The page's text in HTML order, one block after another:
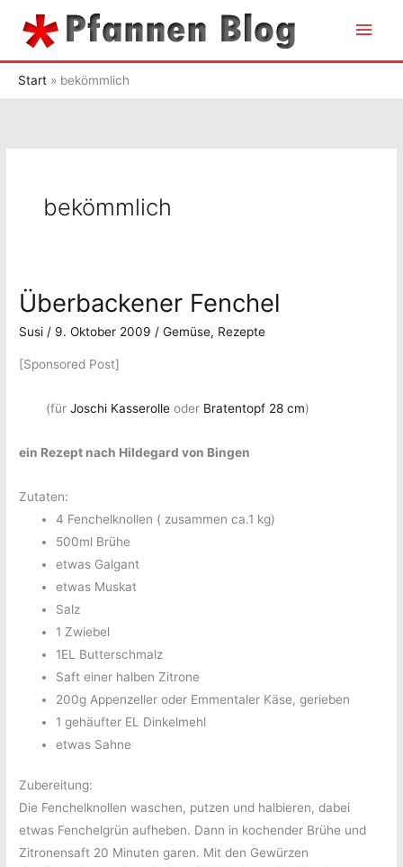
Inhalt
Start bekömmlich
bekömmlich
Überbackener Fenchel
Susi / 9. Oktober 2009 /Gemüse, Rezepte
[Sponsored Post]
(fürJoschi Kasserolle oder Bratentopf 28 cm)
ein Rezept nach Hildegard von Bingen
Zutaten:
4 Fenchelknollen ( zusammen ca.1 kg)
500ml Brühe
etwas Galgant
etwas Muskat
Salz
1 Zwiebel
1EL Butterschmalz
Saft einer halben Zitrone
200g Appenzeller oder Emmentaler Käse, gerieben
1 gehäufter EL Dinkelmehl
etwas Sahne
Zubereitung:
Die Fenchelknollen waschen, putzen und halbieren, dabei
etwas Fenchelgrün aufheben. Dann in kochender Brühe und
Zitronensaft 20 Minuten garen. Mit den Gewürzen